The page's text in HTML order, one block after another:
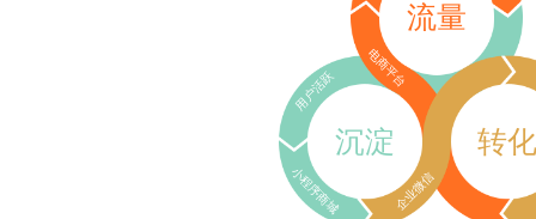
流量
电商平台
沉淀
用户活跃
小程序商城 企业微信
转